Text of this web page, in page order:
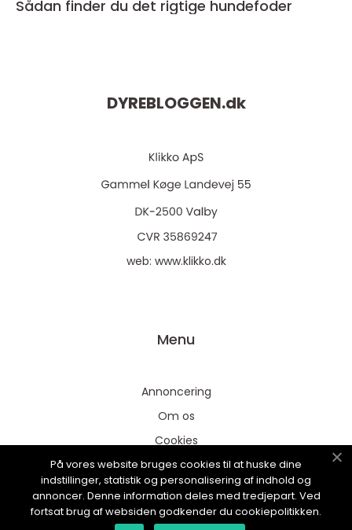
Sådan finder du det rigtige hundefoder
DYREBLOGGEN.dk
web: www.klikko.dk
Menu
Annoncering
Om os
Cookies
Kontakt os
Sitemap
På vores website bruges cookies til at huske dine
indstillinger, statistik og personalisering af indhold og
annoncer. Denne information deles med tredjepart. Ved
fortsat brug af websiden godkender du cookiepolitikken.